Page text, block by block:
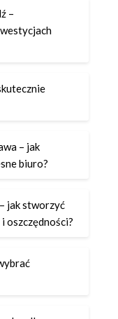
–
– jak
biuro?
jak stworzyć
oszczędności?